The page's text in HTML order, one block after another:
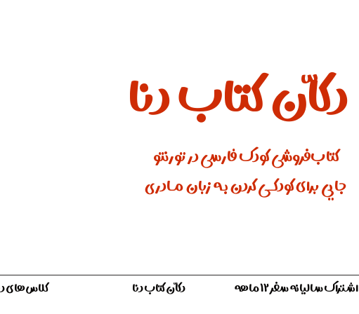
دکّان کتاب دنا
کتاب‌فروشی کودک فارسی در تورنتو
جایی برای کودکـــی کردن بـه زبان مـادری
اشتراک سالیانه سفر ۱۲ ماهه دکّان کتاب دنا کلاس‌های